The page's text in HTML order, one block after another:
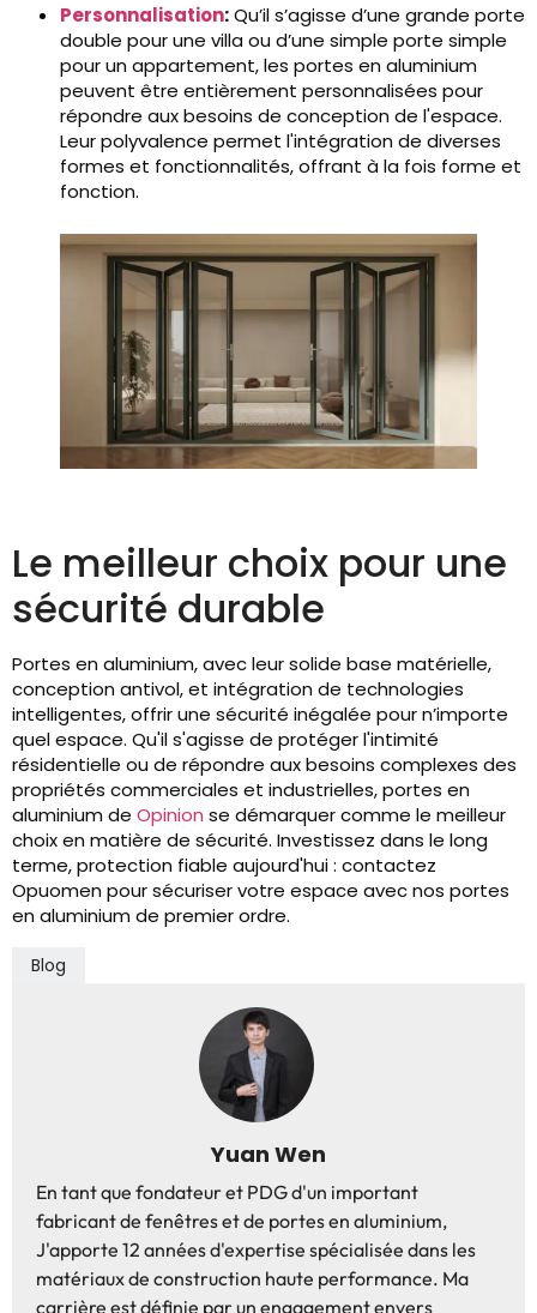
Personnalisation:Qu’il s’agisse d’une grande porte
double pour une villa ou d’une simple porte simple
pour un appartement, les portes en aluminium
peuvent être entièrement personnalisées pour
répondre aux besoins de conception de l'espace.
Leur polyvalence permet l'intégration de diverses
formes et fonctionnalités, offrant à la fois forme et
fonction.
Le meilleur choix pour une
sécurité durable
Portes en aluminium, avec leur solide base matérielle,
conception antivol, et intégration de technologies
intelligentes, offrir une sécurité inégalée pour n’importe
quel espace. Qu'il s'agisse de protéger l'intimité
résidentielle ou de répondre aux besoins complexes des
propriétés commerciales et industrielles, portes en
aluminium de Opinion se démarquer comme le meilleur
choix en matière de sécurité. Investissez dans le long
terme, protection fiable aujourd'hui : contactez
Opuomen pour sécuriser votre espace avec nos portes
en aluminium de premier ordre.
Blog
Yuan Wen
En tant que fondateur et PDG d'un important
fabricant de fenêtres et de portes en aluminium,
J'apporte 12 années d'expertise spécialisée dans les
matériaux de construction haute performance. Ma
carrière est définie par un engagement envers